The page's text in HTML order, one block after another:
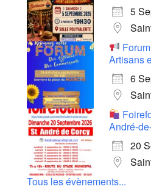
5
Artisans
6
André-
20
Tous les évènements...